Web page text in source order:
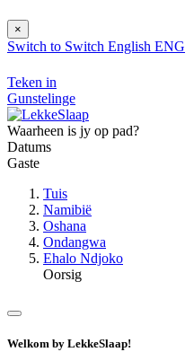
×
Switch to Switch English ENG
Teken in
Gunstelinge
Waarheen is jy op pad?
Datums
Gaste
Tuis
Namibië
Oshana
Ondangwa
Ehalo Ndjoko
Oorsig
Welkom by LekkeSlaap!